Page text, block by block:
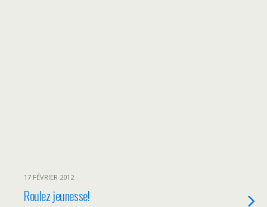
17 FÉVRIER 2012
Roulez jeunesse!